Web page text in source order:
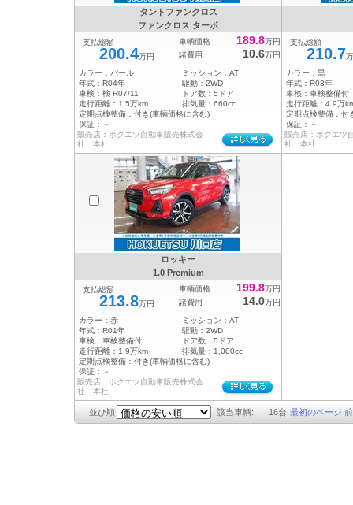
タントファンクロス
ファンクロス ターボ
支払総額
200.4万円
車輌価格 189.8万円
諸費用
10.6万円
カラー： パール ミッション： AT
年式： R04年 駆動： 2WD
車検： 検 R07/11 ドア数： 5ドア
走行距離： 1.5万km 排気量： 660cc
定期点検整備： 付き(車輌価格に含む)
保証：
－
販売店：ホクエツ自動車販売株式会
社 本社
支払総額
210.7
カラー： 黒
年式： R03年
車検： 車検整備付
走行距離： 4.9万
定期点検整備： 付
保証：
－
販売店：ホクエツ
社 本社
ロッキー
1.0 Premium
支払総額
213.8万円
車輌価格 199.8万円
諸費用
14.0万円
カラー： 赤 ミッション： AT
年式： R01年 駆動： 2WD
車検： 車検整備付 ドア数： 5ドア
走行距離： 1.9万km 排気量： 1,000cc
定期点検整備： 付き(車輌価格に含む)
保証：
－
販売店：ホクエツ自動車販売株式会
社 本社
並び順 該当車輌: 16台 最初のページ